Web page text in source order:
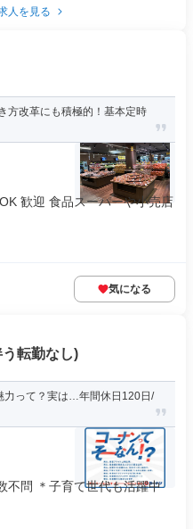
人を見る
方改革にも積極的！基本定時
歓迎 食品スーパーや小売店
気になる
転勤なし)
力って？実は…年間休日120日/
不問 ＊子育て世代も活躍中